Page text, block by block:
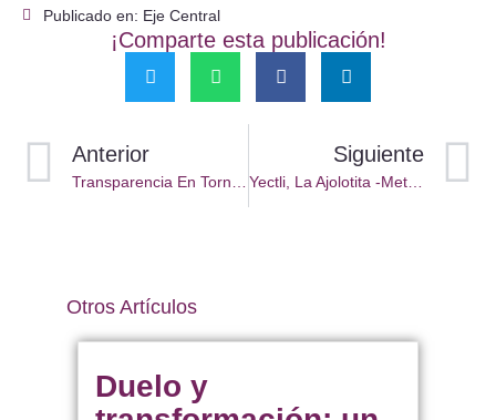
Publicado en: Eje Central
¡Comparte esta publicación!
Anterior Siguiente
Yectli, La Ajolotita -metáfora- De La Transparencia
Otros Artículos
Duelo y